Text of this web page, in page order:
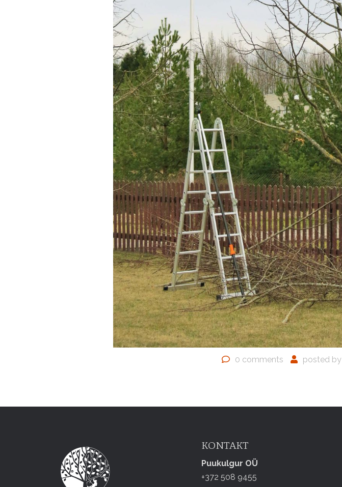
0 comments posted by
KONTAKT
Puukulgur OÜ
+372 508 9455